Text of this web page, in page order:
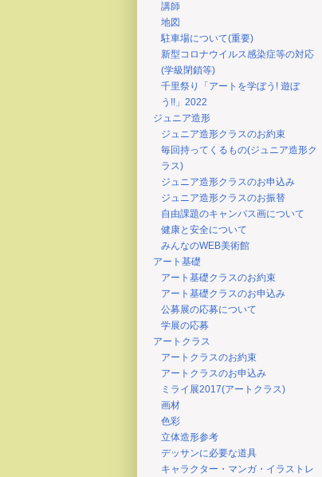
講師
地図
駐車場について(重要)
新型コロナウイルス感染症等の対応
(学級閉鎖等)
千里祭り「アートを学ぼう! 遊ぼ
う!!」2022
ジュニア造形
ジュニア造形クラスのお約束
毎回持ってくるもの(ジュニア造形ク
ラス)
ジュニア造形クラスのお申込み
ジュニア造形クラスのお振替
自由課題のキャンバス画について
健康と安全について
みんなのWEB美術館
アート基礎
アート基礎クラスのお約束
アート基礎クラスのお申込み
公募展の応募について
学展の応募
アートクラス
アートクラスのお約束
アートクラスのお申込み
ミライ展2017(アートクラス)
画材
色彩
立体造形参考
デッサンに必要な道具
キャラクター・マンガ・イラストレ